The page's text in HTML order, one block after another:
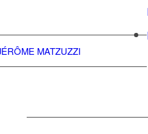
MATZUZZI